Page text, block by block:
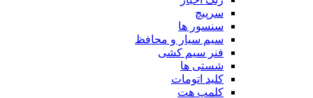
سرپیچ
سنسور ها
سیم سیار و محافظ
فنر سیم کشی
شستی ها
کلید اتومات
کلمپ هت